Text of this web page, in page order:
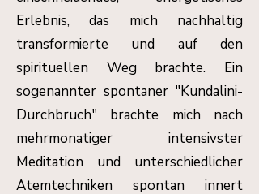
Erlebnis, das mich nachhaltig
transformierte und auf den
spirituellen Weg brachte. Ein
sogenannter spontaner "Kundalini-
Durchbruch" brachte mich nach
mehrmonatiger intensivster
Meditation und unterschiedlicher
Atemtechniken spontan innert